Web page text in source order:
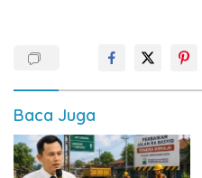
Baca Juga